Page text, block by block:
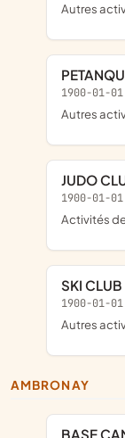
Autres
1900-01-01
Autres
JUDO
1900-01-01
Activités
SKI
1900-01-01
Autres
AMBRONAY
BASE